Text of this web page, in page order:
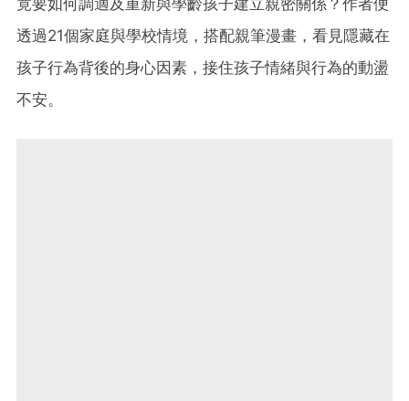
竟要如何調適及重新與學齡孩子建立親密關係？作者便
透過21個家庭與學校情境，搭配親筆漫畫，看見隱藏在
孩子行為背後的身心因素，接住孩子情緒與行為的動盪
不安。